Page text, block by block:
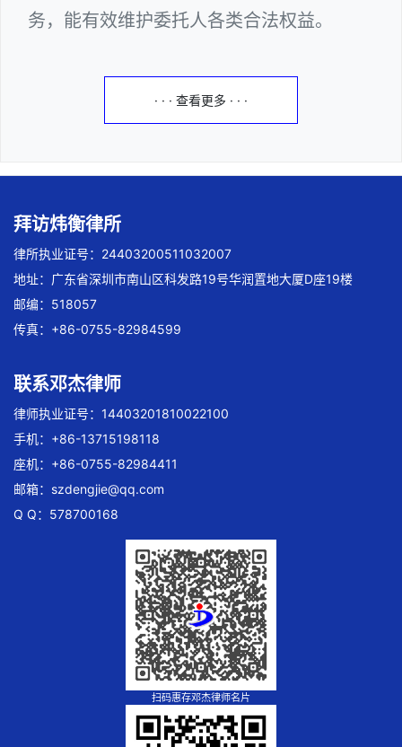
务，能有效维护委托人各类合法权益。
· · · 查看更多 · · ·
拜访炜衡律所
律所执业证号：24403200511032007
地址：广东省深圳市南山区科发路19号华润置地大厦D座19楼
邮编：518057
传真：+86-0755-82984599
联系邓杰律师
律师执业证号：14403201810022100
手机：+86-13715198118
座机：+86-0755-82984411
邮箱： szdengjie@qq.com
Q Q：578700168
扫码惠存邓杰律师名片